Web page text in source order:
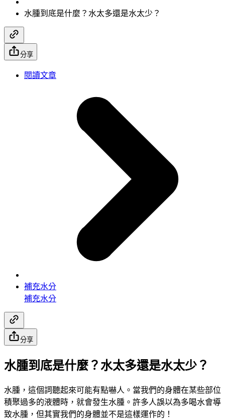
水腫到底是什麼？水太多還是水太少？
分享
閱讀文章
補充水分
補充水分
分享
水腫到底是什麼？水太多還是水太少？
水腫，這個詞聽起來可能有點嚇人。當我們的身體在某些部位
積聚過多的液體時，就會發生水腫。許多人誤以為多喝水會導
致水腫，但其實我們的身體並不是這樣運作的！